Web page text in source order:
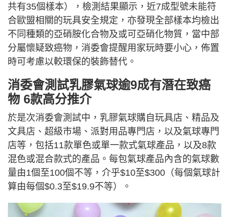
共有35個樣本），檢測結果顯示，近7成型號未能符
合歐盟相關的玩具安全規定，亦發現全部樣本均檢出
不同種類的亞硝胺化合物及或可亞硝化物質，當中部
分屬懷疑致癌物，消委會提醒用家玩時要小心，佈置
時可考慮以較環保的裝飾替代。
消委會測試乳膠氣球逾9成有潛在致癌
物 6款高分推介
於是次消委會測試中，乳膠氣球購自玩具店、精品及
文具店、超級市場、派對用品專門店，以及氣球專門
店等，包括11款單色或單一款式氣球產品，以及8款
混色或混合款式的產品。每包氣球產品內含的氣球數
量由1個至100個不等，介乎$10至$300（每個氣球計
算由每個$0.3至$19.9不等）。